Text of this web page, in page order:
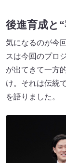
後進育成と
気になるのが今
スは今回のプロ
が出てきて一方
け。それは伝統
を語りました。